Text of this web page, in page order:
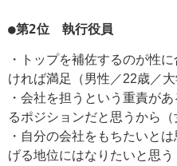
●第2位 執行役員
・トップを補佐するのが性
ければ満足（男性／22歳／大
・会社を担うという重責が
るポジションだと思うから（
・自分の会社をもちたいと
げる地位にはなりたいと思う